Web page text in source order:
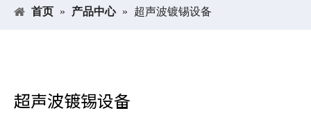
新闻中心
联系我们
首页 » 产品中心 » 超声波镀锡设备
超声波镀锡设备